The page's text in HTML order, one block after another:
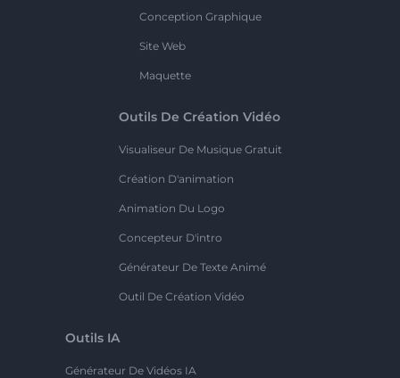
Conception Graphique
Site Web
Maquette
Outils De Création Vidéo
Visualiseur De Musique Gratuit
Création D'animation
Animation Du Logo
Concepteur D'intro
Générateur De Texte Animé
Outil De Création Vidéo
Outils IA
Générateur De Vidéos IA